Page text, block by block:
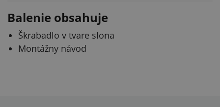
Balenie obsahuje
Škrabadlo v tvare slona
Montážny návod